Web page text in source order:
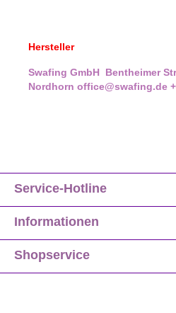
Hersteller
Swafing GmbH Bentheimer
Nordhorn office@swafing.de
Service-Hotline
Informationen
Shopservice